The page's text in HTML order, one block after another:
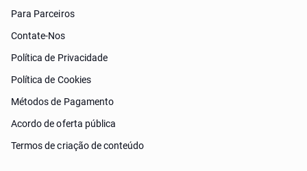
Para Parceiros
Contate-Nos
Política de Privacidade
Política de Cookies
Métodos de Pagamento
Acordo de oferta pública
Termos de criação de conteúdo